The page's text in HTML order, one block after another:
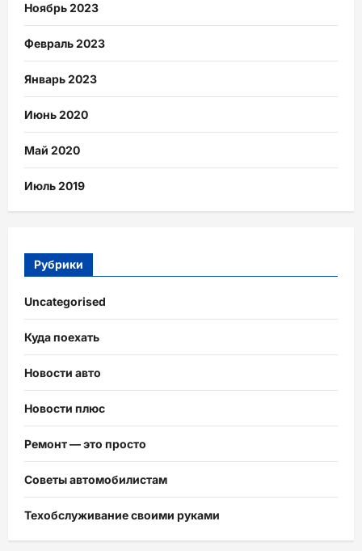
Ноябрь 2023
Февраль 2023
Январь 2023
Июнь 2020
Май 2020
Июль 2019
Рубрики
Uncategorised
Куда поехать
Новости авто
Новости плюс
Ремонт — это просто
Советы автомобилистам
Техобслуживание своими руками